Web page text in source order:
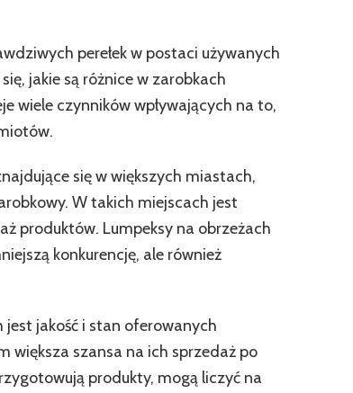
perełek w postaci używanych
jakie są różnice w zarobkach
wiele czynników wpływających na to,
się w większych miastach,
W takich miejscach jest
produktów. Lumpeksy na obrzeżach
konkurencję, ale również
jest jakość i stan oferowanych
większa szansa na ich sprzedaż po
produkty, mogą liczyć na